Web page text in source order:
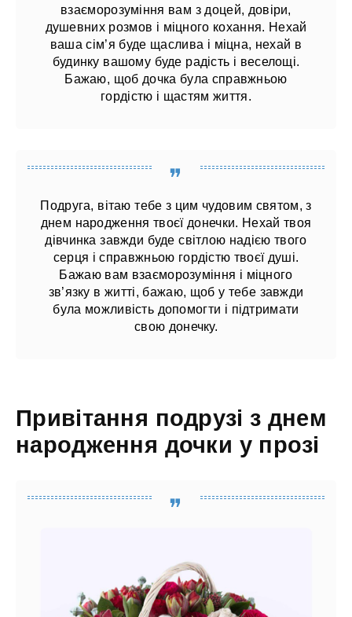
взаєморозуміння вам з доцей, довіри,
душевних розмов і міцного кохання. Нехай
ваша сім’я буде щаслива і міцна, нехай в
будинку вашому буде радість і веселощі.
Бажаю, щоб дочка була справжньою
гордістю і щастям життя.
Подруга, вітаю тебе з цим чудовим святом, з
днем ​​народження твоєї донечки. Нехай твоя
дівчинка завжди буде світлою надією твого
серця і справжньою гордістю твоєї душі.
Бажаю вам взаєморозуміння і міцного
зв’язку в житті, бажаю, щоб у тебе завжди
була можливість допомогти і підтримати
свою донечку.
Привітання подрузі з днем
народження дочки у прозі